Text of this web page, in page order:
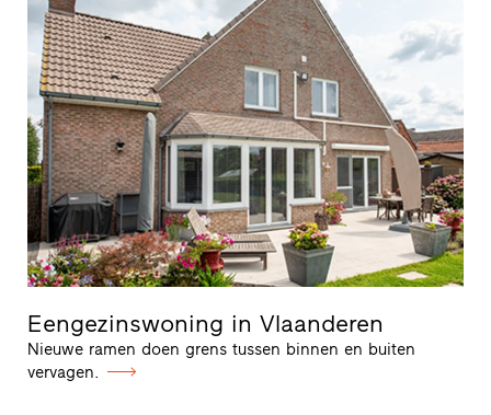
Eengezinswoning in Vlaanderen
Nieuwe ramen doen grens tussen binnen en buiten
vervagen.